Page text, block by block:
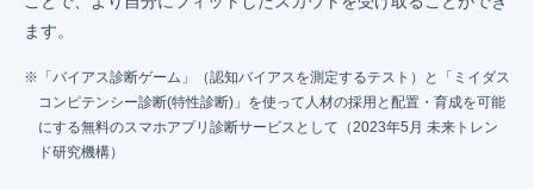
ます。
「バイアス診断ゲーム」（認知バイアスを測定するテスト）と「ミイダス
コンピテンシー診断(特性診断)」を使って人材の採用と配置・育成を可能
にする無料のスマホアプリ診断サービスとして（2023年5月 未来トレン
ド研究機構）